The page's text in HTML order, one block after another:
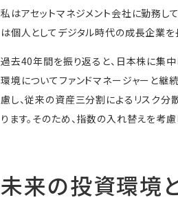
私はアセットマネジメント会社に勤務し
は個人としてデジタル時代の成長企業を
過去40年間を振り返ると、日本株に集
環境についてファンドマネージャーと継
慮し、従来の資産三分割によるリスク
ります。そのため、指数の入れ替えを考
未来の投資環境